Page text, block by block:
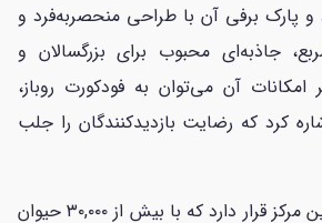
دارد و پارک برفی آن با طراحی منحصربه‌فرد و
متر مربع، جاذبه‌ای محبوب برای بزرگسالان و
آن می‌توان به فودکورت روباز،
کرد که رضایت بازدیدکنندگان را جلب
آکواریوم عمان نیز در این مرکز قرار دارد که با بیش از ۳۰,۰۰۰ حیوان